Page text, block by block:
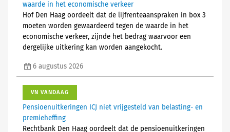
waarde in het economische verkeer
Hof Den Haag oordeelt dat de lijfrenteaanspraken in box 3
moeten worden gewaardeerd tegen de waarde in het
economische verkeer, zijnde het bedrag waarvoor een
dergelijke uitkering kan worden aangekocht.
6 augustus 2026
VN VANDAAG
Pensioenuitkeringen ICJ niet vrijgesteld van belasting- en
premieheffing
Rechtbank Den Haag oordeelt dat de pensioenuitkeringen